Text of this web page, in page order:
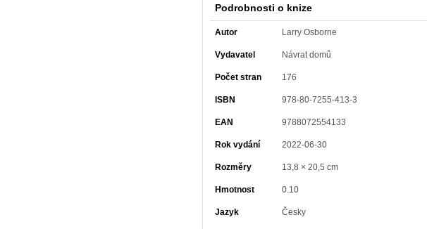
Podrobnosti o knize
Autor Larry Osborne
Vydavatel Návrat domů
Počet stran 176
ISBN 978-80-7255-413-3
EAN 9788072554133
Rok vydání 2022-06-30
Rozměry 13,8 × 20,5 cm
Hmotnost 0.10
Jazyk Česky